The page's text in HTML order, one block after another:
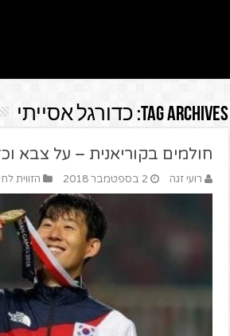
Tag Archives: כדורגל אסייתי
חולמים בקוריאנית – על צבא
רועי זגה 2 בספטמבר 2018 הזווית